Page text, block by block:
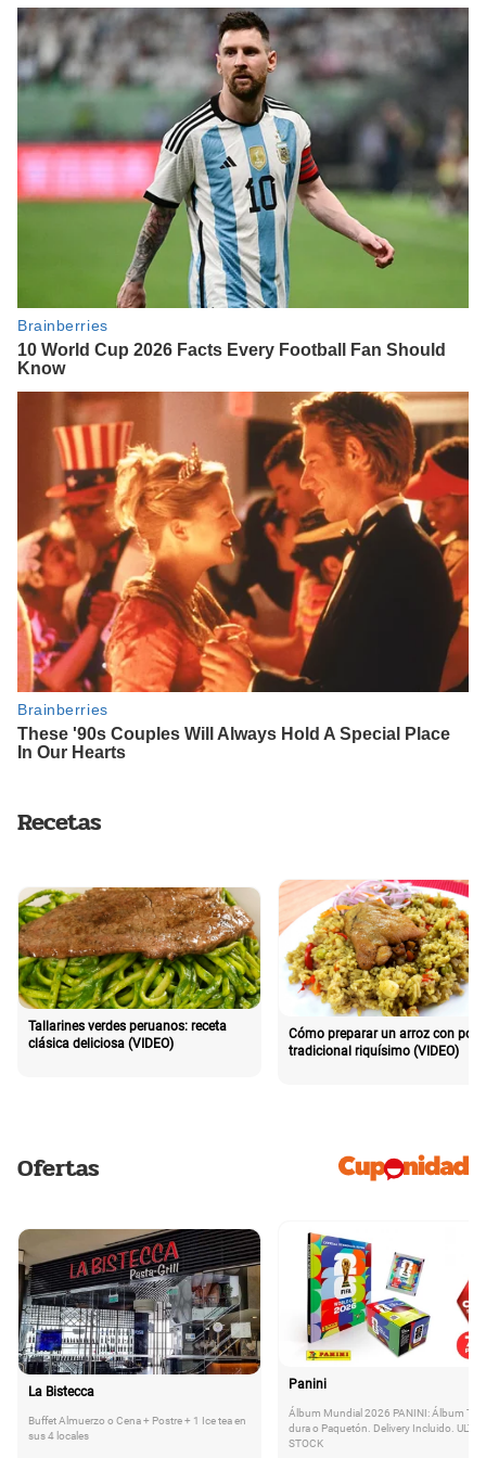
Recetas
Tallarines verdes peruanos: receta
clásica deliciosa (VIDEO)
Cómo preparar un arroz con pollo
tradicional riquísimo (VIDEO)
Ofertas
La Bistecca
Buffet Almuerzo o Cena + Postre + 1 Ice tea en
sus 4 locales
Panini
Álbum Mundial 2026 PANINI: Álbum
dura o Paquetón. Delivery Incluido.
STOCK